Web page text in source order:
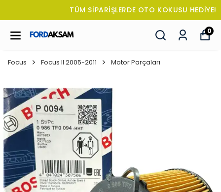
TÜM SİPARİŞLERDE OTO KOKUSU HEDİYE!
0
Focus Focus II 2005-2011 Motor Parçaları